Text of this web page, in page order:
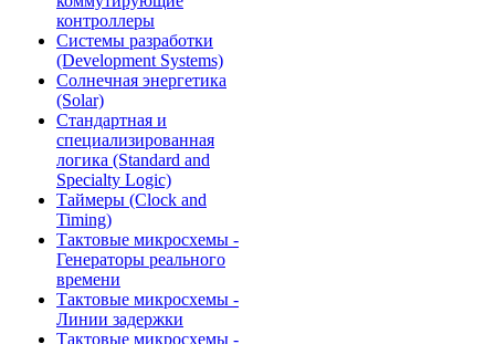
контроллеры
Системы разработки
(Development Systems)
Солнечная энергетика
(Solar)
Стандартная и
специализированная
логика (Standard and
Specialty Logic)
Таймеры (Clock and
Timing)
Тактовые микросхемы -
Генераторы реального
времени
Тактовые микросхемы -
Линии задержки
Тактовые микросхемы -